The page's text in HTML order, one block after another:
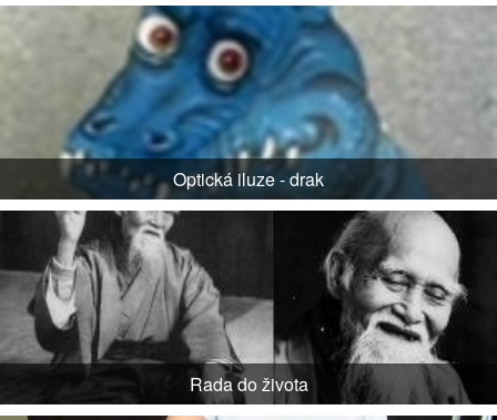
Optická iluze - drak
Rada do života